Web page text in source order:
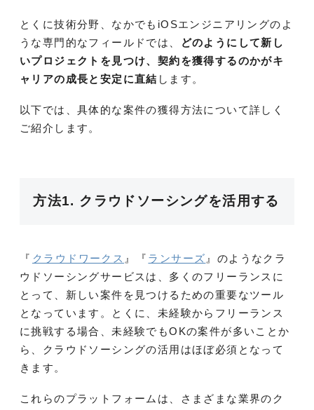
とくに技術分野、なかでもiOSエンジニアリングのよ
うな専門的なフィールドでは、
どのようにして新し
いプロジェクトを見つけ、契約を獲得するのかがキ
ャリアの成長と安定に直結 します。
以下では、具体的な案件の獲得方法について詳しく
ご紹介します。
方法1. クラウドソーシングを活用する
『 クラウドワークス 』『 ランサーズ』のようなクラ
ウドソーシングサービスは、多くのフリーランスに
とって、新しい案件を見つけるための重要なツール
となっています。とくに、未経験からフリーランス
に挑戦する場合、未経験でもOKの案件が多いことか
ら、クラウドソーシングの活用はほぼ必須となって
きます。
これらのプラットフォームは、さまざまな業界のク